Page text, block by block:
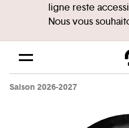
ligne reste
Nous vous
Saison 2026-2027